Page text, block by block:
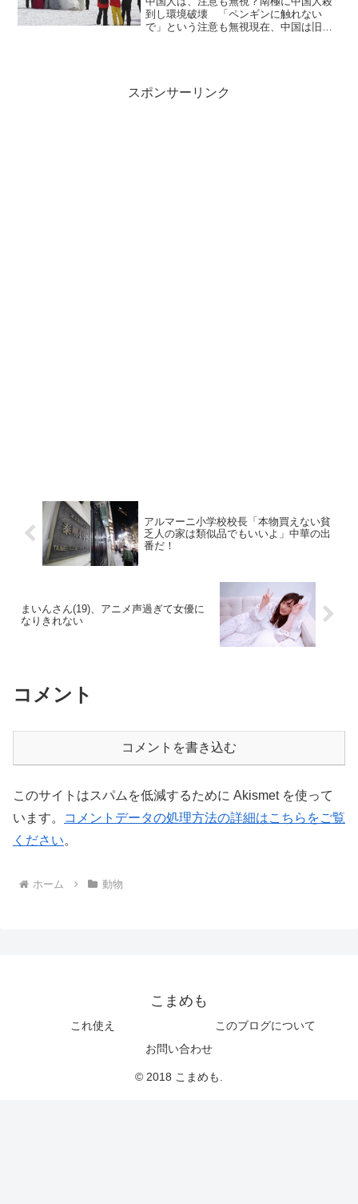
到し環境破壊 「ペンギンに触れない
で」という注意も無視現在、中国は旧正
スポンサーリンク
アルマーニ小学校校長「本物買えない貧
乏人の家は類似品でもいいよ」中華の出
番だ！
まいんさん(19)、アニメ声過ぎて女優に
なりきれない
コメント
コメントを書き込む
このサイトはスパムを低減するために Akismet を使って
います。
コメントデータの処理方法の詳細はこちらをご覧
ください。
ホーム 動物
こまめも
これ使え
このブログについて
お問い合わせ
© 2018 こまめも.